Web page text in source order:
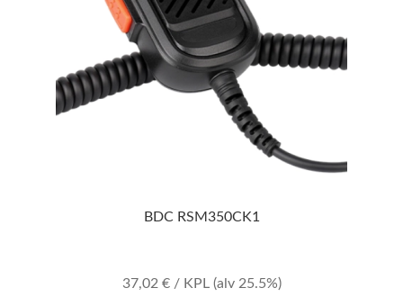
BDC RSM350CK1
37,02 €/ KPL (alv 25.5%)